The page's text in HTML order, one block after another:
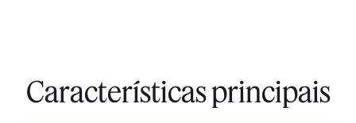
Características principais